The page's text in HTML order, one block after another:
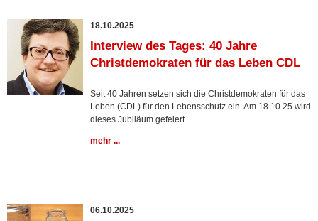
18.10.2025
Interview des Tages: 40 Jahre
Christdemokraten für das Leben CDL
Seit 40 Jahren setzen sich die Christdemokraten für das
Leben (CDL) für den Lebensschutz ein. Am 18.10.25 wird
dieses Jubiläum gefeiert.
mehr ...
06.10.2025